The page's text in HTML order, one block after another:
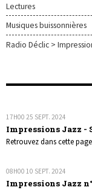
Lectures
Musiques buissonnières
Radio Déclic >
17H00 25 SEPT. 2024
Impressions Jazz -
Retrouvez dans cette
08H00 10 SEPT. 2024
Impressions Jazz